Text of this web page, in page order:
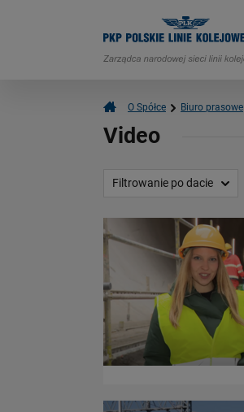
O Spółce Biuro prasowe
Video
Filtrowanie po dacie